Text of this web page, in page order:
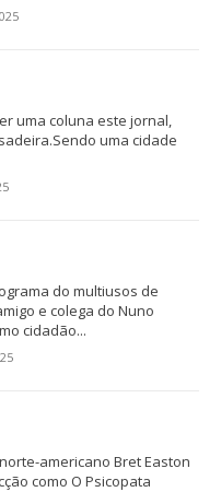
uma coluna este jornal,
uma cidade
do multiusos de
e colega do Nuno
cidadão...
americano Bret Easton
como O Psicopata